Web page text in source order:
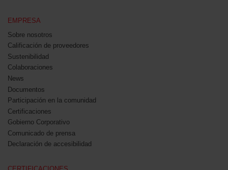
EMPRESA
Sobre nosotros
Calificación de proveedores
Sustenibilidad
Colaboraciones
News
Documentos
Participación en la comunidad
Certificaciones
Gobierno Corporativo
Comunicado de prensa
Declaración de accesibilidad